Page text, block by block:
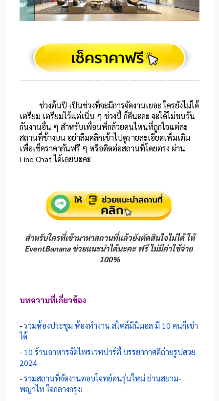
ช่วงต้นปี เป็นช่วงที่จะมีการจัดงานเยอะ ใครยังไม่ได้
เตรียม เตรียมไว้แต่เนิ่น ๆ ช่วงนี้ ก็ดีนะคะ จะได้ไม่ชนวัน
กันงานอื่น ๆ สำหรับเพื่อนพี่กล้วยคนไหนที่ถูกใจแต่ละ
สถานที่ข้างบน อย่าลืมคลิกเข้าไปดูรายละเอียดเพิ่มเติม
เพื่อเช็คราคากันฟรี ๆ หรือติดต่อสถานที่โดยตรง ผ่าน
Line Chat ได้เลยนะคะ
สำหรับใครที่เข้ามาหาสถานที่แล้วยังตัดสินใจไม่ได้ ให้
EventBanana ช่วยแนะนำได้นะคะ ฟรี ไม่มีค่าใช้จ่าย
100%
บทความที่เกี่ยวข้อง
-รวมห้องประชุม ห้องทำงาน สไตล์มินิมอล มี 10 คนก็เช่า
ได้
- 10 ร้านอาหารจัดไพรเวทปาร์ตี้ บรรยากาศดีถ่ายรูปสวย
2024
-รวมสถานที่จัดงานตอบโจทย์คนรุ่นใหม่ ย่านสยาม-
พญาไท ใจกลางกรุง!